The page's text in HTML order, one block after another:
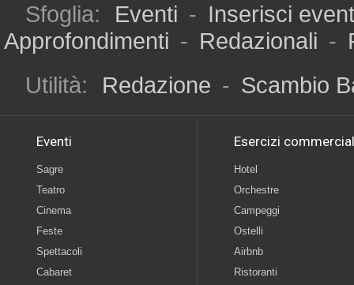
Sfoglia: Eventi - Inserisci
Approfondimenti - Redazionali -
Utilità:
Redazione - Scambio
Eventi
Sagre
Teatro
Cinema
Feste
Spettacoli
Cabaret
Esercizi
Hotel
Orchestre
Campeggi
Ostelli
Airbnb
Ristoranti